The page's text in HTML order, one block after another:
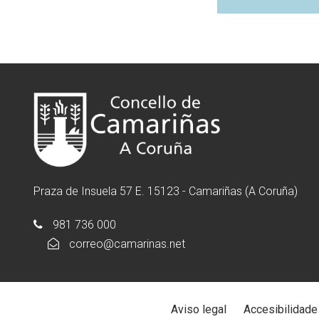
Praza de Insuela 57 E. 15123 - Camariñas (A Coruña)
981 736 000
correo@camarinas.net
Aviso legal Accesibilidade